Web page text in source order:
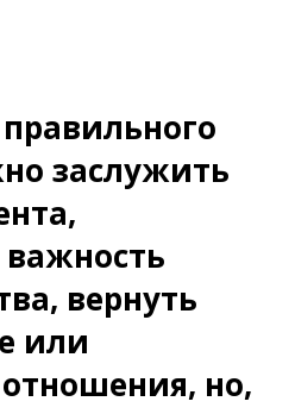
заслужить
вернуть
или
но,